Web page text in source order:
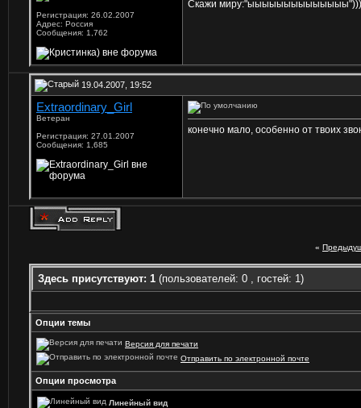
Регистрация: 26.02.2007
Адрес: Россия
Сообщения: 1,762
Скажи
19.04.2007, 19:52
Extraordinary_Girl
Ветеран
Регистрация: 27.01.2007
Сообщения: 1,685
конечно мало, особенно от твоих
«
Здесь присутствуют: 1 (пользователей: 0 , гостей: 1)
Опции темы
Версия для печати
Отправить по электронной почте
Опции просмотра
Линейный вид